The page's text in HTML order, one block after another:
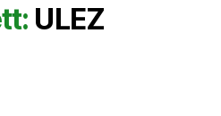
ULEZ